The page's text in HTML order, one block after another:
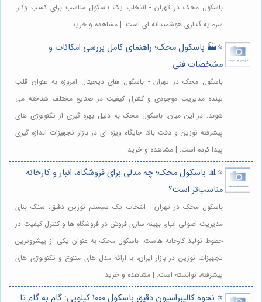
باسکول محک در تهران - انتخاب یک باسکول مناسب برای کسب وکار،
سرمایه گذاری هوشمندانه ای است. | مشاهده و خرید
⭐️🏭 باسکول محک؛ راهنمای کامل بررسی امکانات و
مشخصات فنی
باسکول محک در تهران - باسکول های دیجیتال امروزه به عنوان قلب
تپنده مدیریت موجودی و کنترل کیفیت در صنایع مختلف شناخته می
شوند. در این میان، باسکول محک به دلیل بهره گیری از تکنولوژی های
پیشرفته توزین و دقت بالا، جایگاه ویژه ای در بازار تجهیزات اندازه گیری
پیدا کرده است. | مشاهده و خرید
⭐️📊 باسکول محک؛ چه مدلی برای فروشگاه، انبار و کارخانه
مناسب‌تر است؟
باسکول محک در تهران - انتخاب یک سیستم توزین دقیق، سنگ بنای
مدیریت اصولی انبار، بهینه سازی فروش در فروشگاه ها و کنترل کیفیت در
خطوط تولید کارخانه هاست. باسکول محک به عنوان یکی از پیشروترین
تجهیزات توزین در بازار ایران، با ارائه مدل های متنوع و تکنولوژی های
پیشرفته، توانسته است. | مشاهده و خرید
⭐️ نحوه کالیبراسیون دقیق باسکول 1000 کیلویی: گام به گام تا